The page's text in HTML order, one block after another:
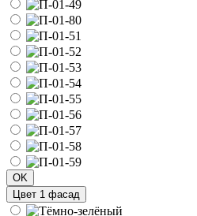
OK
Цвет 1 фасад